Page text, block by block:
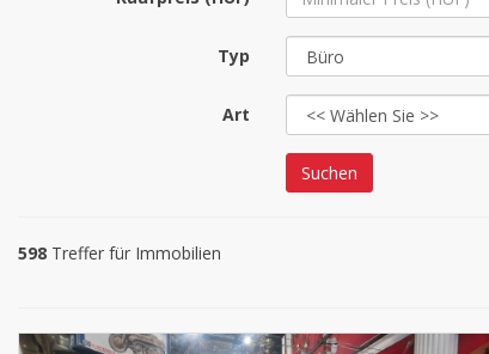
Typ
Art
Suchen
598 Treffer für Immobilien